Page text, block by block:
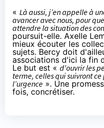
« Là aussi, j’en appelle à
avancer avec nous, pour
attendre la situation des
poursuit-elle. Axelle
mieux écouter les
sujets. Bercy doit
associations d'ici la fin
Le but est « d'ouvrir les
terme, celles qui suivront
l’urgence ». Une
fois, concrétiser.